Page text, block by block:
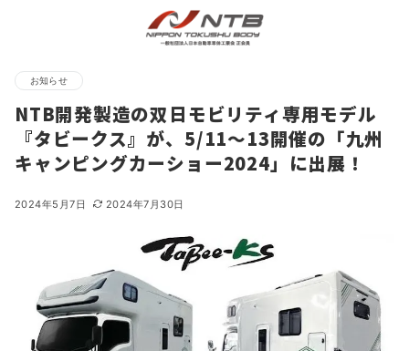
お知らせ
NTB開発製造の双日モビリティ専用モデル
『タビークス』が、5/11～13開催の「九州
キャンピングカーショー2024」に出展！
2024年5月7日 2024年7月30日